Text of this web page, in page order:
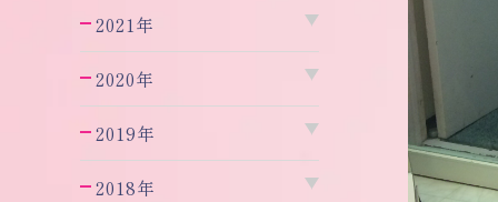
2021年
2020年
2019年
2018年